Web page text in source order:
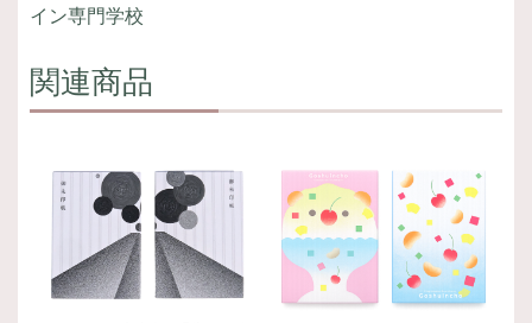
イン専門学校
関連商品